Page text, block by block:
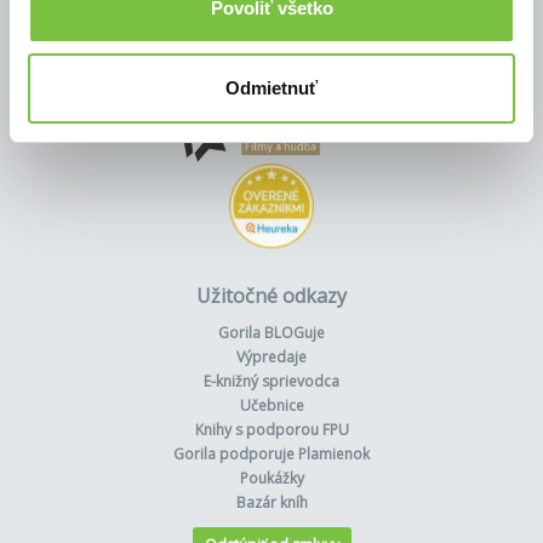
Povoliť všetko
Odmietnuť
Užitočné odkazy
Gorila BLOGuje
Výpredaje
E-knižný sprievodca
Učebnice
Knihy s podporou FPU
Gorila podporuje Plamienok
Poukážky
Bazár kníh